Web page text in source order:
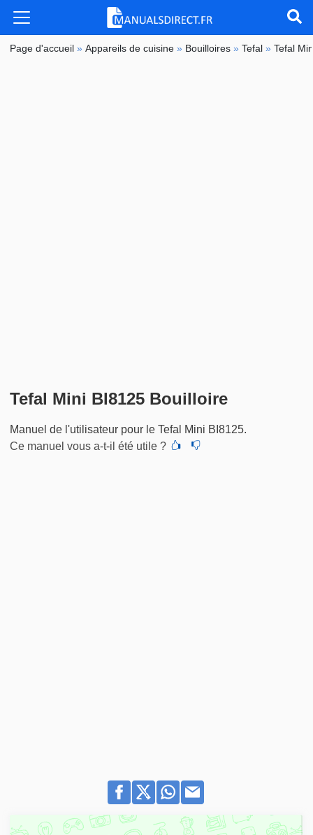
Page d'accueil »Appareils de cuisine » Bouilloires »Tefal »Tefal
Tefal Mini BI8125 Bouilloire
Manuel de l'utilisateur pour le Tefal Mini BI8125.
Ce manuel vous a-t-il été utile ?